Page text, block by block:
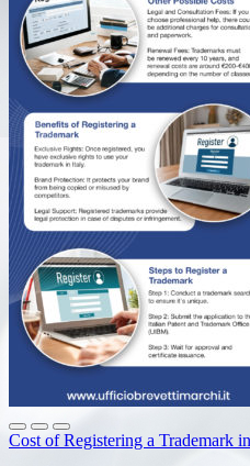
Cost of Registering a Trademark